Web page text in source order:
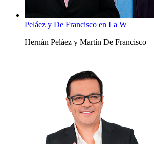
Peláez y De Francisco en La W
Hernán Peláez y Martín De Francisco